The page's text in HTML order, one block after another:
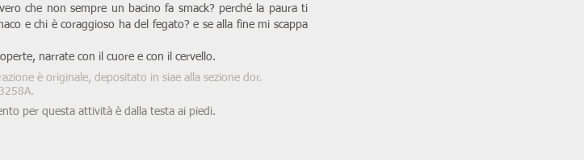
che non sempre un bacino fa smack? perché la paura ti
e chi è coraggioso ha del fegato? e se alla fine mi scappa
narrate con il cuore e con il cervello.
è originale, depositato in siae alla sezione dor.
per questa attività è dalla testa ai piedi.